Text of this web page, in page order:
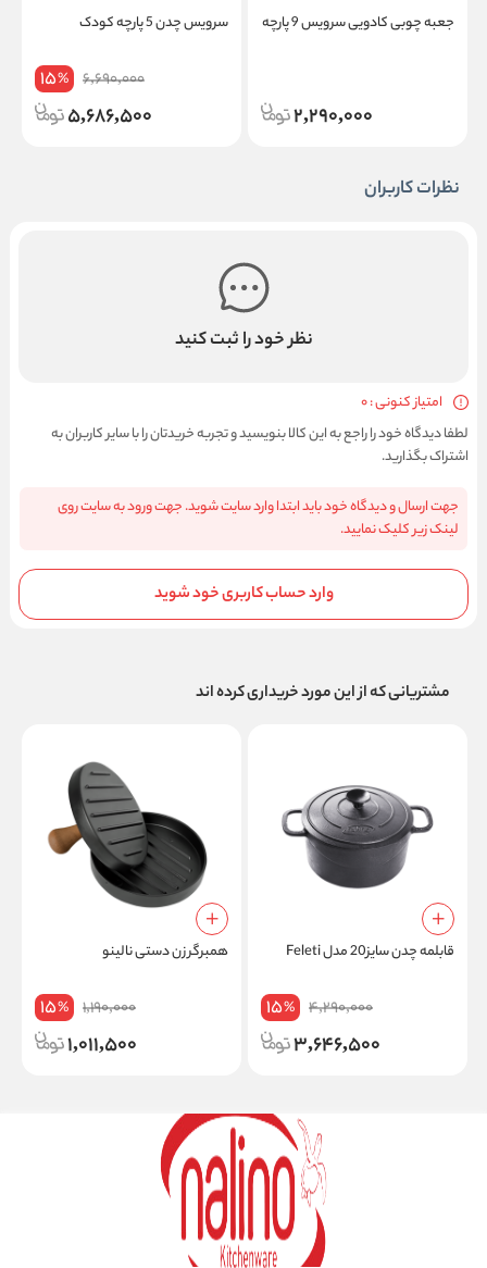
جعبه چوبی کادویی سرویس 9 پارچه
2,290,000
سرویس چدن 5 پارچه کودک
6,690,000
15%
5,686,500
نظرات کاربران
نظر خود را ثبت کنید
امتیاز کنونی : 0
لطفا دیدگاه خود را راجع به این کالا بنویسید و تجربه خریدتان را با سایر کاربران به
اشتراک بگذارید.
جهت ارسال و دیدگاه خود باید ابتدا وارد سایت شوید. جهت ورود به سایت روی
لینک زیر کلیک نمایید.
وارد حساب کاربری خود شوید
مشتریانی که از این مورد خریداری کرده اند
قابلمه چدن سایز20 مدل Feleti
4,290,000
15%
3,646,500
همبرگر زن دستی نالینو
1,190,000
15%
1,011,500